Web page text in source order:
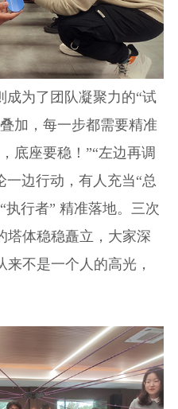
为了团队凝聚力的“试
加，每一步都需要精准
底座要稳！”“左边再调
一边行动，有人充当“总
行者” 精准落地。三次
塔体稳稳矗立，大家深
不是一个人的高光，